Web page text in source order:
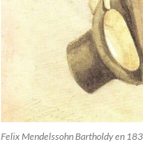
Felix Mendelssohn Bartholdy en